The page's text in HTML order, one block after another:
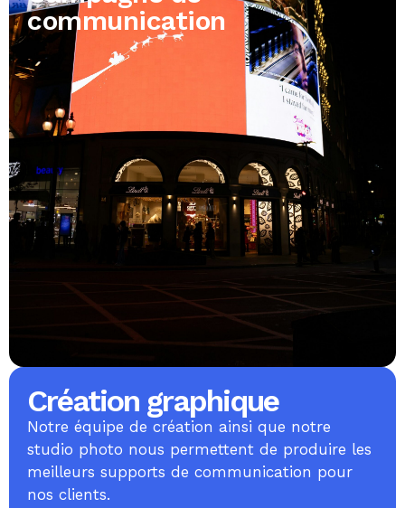
communication
Création graphique
Notre équipe de création ainsi que notre
studio photo nous permettent de produire les
meilleurs supports de communication pour
nos clients.